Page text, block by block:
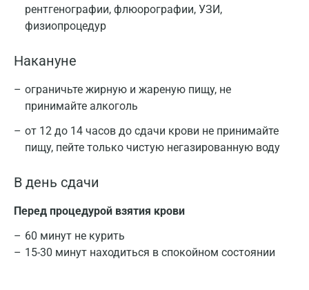
рентгенографии, флюорографии, УЗИ,
физиопроцедур
Накануне
ограничьте жирную и жареную пищу, не
принимайте алкоголь
от 12 до 14 часов до сдачи крови не принимайте
пищу, пейте только чистую негазированную воду
В день сдачи
Перед процедурой взятия крови
60 минут не курить
15-30 минут находиться в спокойном состоянии